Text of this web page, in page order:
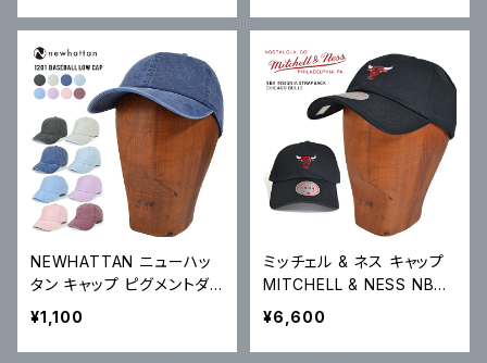
ップ 1400
NEWHATTAN ニューハッ
タン キャップ ピグメントダイ
ベースボールキャップ Pigm
ent Dyed Baseball Cap
帽子 6パネルキャップ スト
¥1,100
ミッチェル & ネス キャップ
MITCHELL & NESS NBA I
NSIGNIA STRAPBACK C
AP 6パネルキャップ BULLS
ブルズ ストラップバックキャ
¥6,600